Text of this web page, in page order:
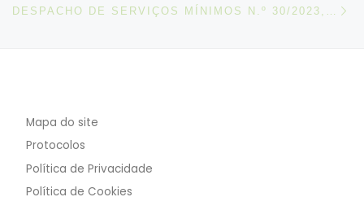
Mapa do site
Protocolos
Política de Privacidade
Política de Cookies